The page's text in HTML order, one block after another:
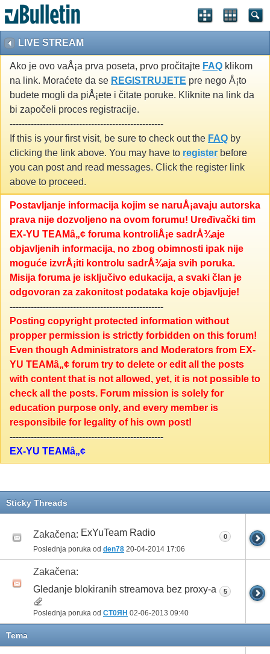
LIVE STREAM
Ako je ovo vaÅ¡a prva poseta, prvo pročitajte FAQ klikom
na link. Moraćete da se REGISTRUJETE pre nego Å¡to
budete mogli da piÅ¡ete i čitate poruke. Kliknite na link da
bi započeli proces registracije.
---------------------------------------------------
If this is your first visit, be sure to check out the FAQ by
clicking the link above. You may have to register before
you can post and read messages. Click the register link
above to proceed.
Postavljanje informacija kojim se naruÅ¡avaju autorska
prava nije dozvoljeno na ovom forumu! Uređivački tim
EX-YU TEAMâ„¢ foruma kontroliÅ¡e sadrÅ¾aje
objavljenih informacija, no zbog obimnosti ipak nije
moguće izvrÅ¡iti kontrolu sadrÅ¾aja svih poruka.
Misija foruma je isključivo edukacija, a svaki član je
odgovoran za zakonitost podataka koje objavljuje!
---------------------------------------------------
Posting copyright protected information without
propper permission is strictly forbidden on this forum!
Even though Administrators and Moderators from EX-
YU TEAMâ„¢ forum try to delete or edit all the posts
with content that is not allowed, yet, it is not possible to
check all the posts. Forum mission is solely for
education purpose only, and every member is
responsibile for legality of his own post!
---------------------------------------------------
EX-YU TEAMâ„¢
Sticky Threads
Zakačena: ExYuTeam Radio
Poslednja poruka od den78 20-04-2014 17:06
0
Zakačena:
Gledanje blokiranih streamova bez proxy-a
Poslednja poruka od CT0ЯH 02-06-2013 09:40
5
Tema